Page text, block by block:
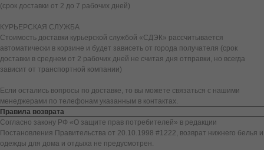
(срок доставки от 2 до 7 рабочих дней)
КУРЬЕРСКАЯ СЛУЖБА
Стоимость доставки курьерской службой «СДЭК» рассчитывается
автоматически в корзине и будет зависеть от города получателя (срок
доставки в среднем от 2 рабочих дней не считая дня отправки, но всегда
зависит от транспортной компании)
Если остались вопросы по доставке, то вы можете связаться с нашими
менеджерами по телефонам указанным в контактах.
Правила возврата
Согласно закону РФ «О защите прав потребителей» в редакции
Постановления Правительства от 20.10.1998 #1222, возврат нижнего белья и
одежды для дома и отдыха не предусмотрен.